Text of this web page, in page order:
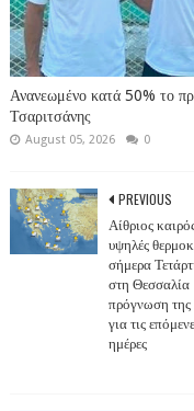
Ανανεωμένο κατά 50% το
Τσαριτσάνης
August 05, 2026 0
PREVIOUS
Αίθριος
υψηλές
σήμερα
στη
πρόγνωση
για τις
ημέρες